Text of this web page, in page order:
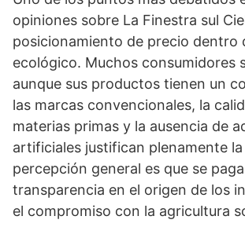
opiniones sobre La Finestra sul
posicionamiento de precio dentro
ecológico. Muchos consumidores
aunque sus productos tienen un
las marcas convencionales, la
materias primas y la ausencia de
artificiales justifican plenamente
percepción general es que se
transparencia en el origen de los
el compromiso con la agricultura